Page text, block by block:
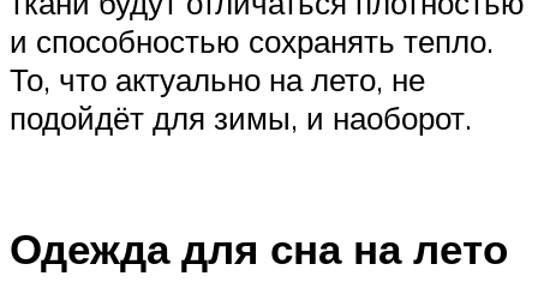
и способностью сохранять тепло.
То, что актуально на лето, не
подойдёт для зимы, и наоборот.
Одежда для сна на лето